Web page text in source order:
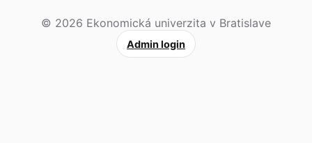
© 2026 Ekonomická univerzita v Bratislave
Admin login